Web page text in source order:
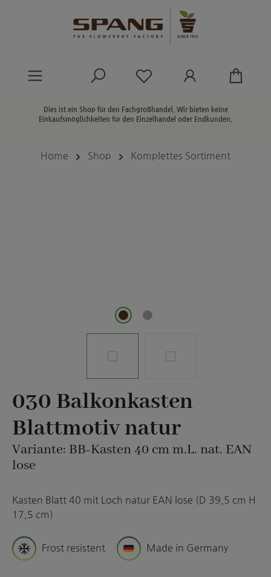
Du hast 0 Produkte
Dies ist ein Shop für den Fachgroßhandel. Wir bieten keine
Einkaufsmöglichkeiten für den Einzelhandel oder Endkunden.
Home Shop Komplettes Sortiment
030 Balkonkasten
Blattmotiv natur
Variante: BB-Kasten 40 cm m.L. nat. EAN
lose
Kasten Blatt 40 mit Loch natur EAN lose (D 39,5 cm H
17,5 cm)
Frost resistent Made in Germany